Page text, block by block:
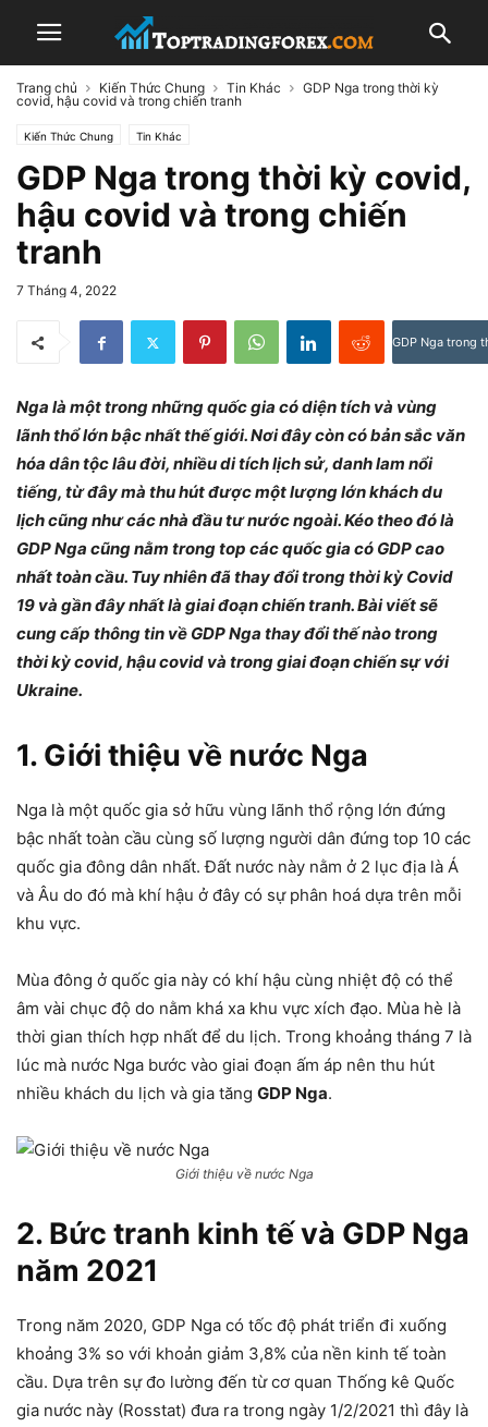
Trang chủ Kiến Thức Chung Tin Khác
GDP Nga trong thời kỳ
covid, hậu covid và trong chiến tranh
Kiến Thức Chung Tin Khác
GDP Nga trong thời kỳ covid,
hậu covid và trong chiến
tranh
7 Tháng 4, 2022
GDP Nga trong
Nga là một trong những quốc gia có diện tích và vùng
lãnh thổ lớn bậc nhất thế giới. Nơi đây còn có bản sắc văn
hóa dân tộc lâu đời, nhiều di tích lịch sử, danh lam nổi
tiếng, từ đây mà thu hút được một lượng lớn khách du
lịch cũng như các nhà đầu tư nước ngoài. Kéo theo đó là
GDP Nga cũng nằm trong top các quốc gia có GDP cao
nhất toàn cầu. Tuy nhiên đã thay đổi trong thời kỳ Covid
19 và gần đây nhất là giai đoạn chiến tranh. Bài viết sẽ
cung cấp thông tin về GDP Nga thay đổi thế nào trong
thời kỳ covid, hậu covid và trong giai đoạn chiến sự với
Ukraine.
1. Giới thiệu về nước Nga
Nga là một quốc gia sở hữu vùng lãnh thổ rộng lớn đứng
bậc nhất toàn cầu cùng số lượng người dân đứng top 10 các
quốc gia đông dân nhất. Đất nước này nằm ở 2 lục địa là Á
và Âu do đó mà khí hậu ở đây có sự phân hoá dựa trên mỗi
khu vực.
Mùa đông ở quốc gia này có khí hậu cùng nhiệt độ có thể
âm vài chục độ do nằm khá xa khu vực xích đạo. Mùa hè là
thời gian thích hợp nhất để du lịch. Trong khoảng tháng 7 là
lúc mà nước Nga bước vào giai đoạn ấm áp nên thu hút
nhiều khách du lịch và gia tăng GDP Nga.
Giới thiệu về nước Nga
2. Bức tranh kinh tế và GDP Nga
năm 2021
Trong năm 2020, GDP Nga có tốc độ phát triển đi xuống
khoảng 3% so với khoản giảm 3,8% của nền kinh tế toàn
cầu. Dựa trên sự đo lường đến từ cơ quan Thống kê Quốc
gia nước này (Rosstat) đưa ra trong ngày 1/2/2021 thì đây là